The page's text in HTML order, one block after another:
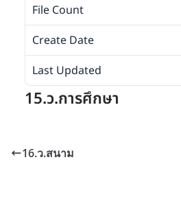
File Count
Create Date
Last Updated
15.ว.การศึกษา
16.ว.สนาม